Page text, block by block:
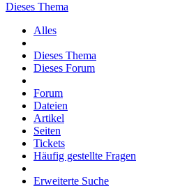
Dieses Thema
Alles
Dieses Thema
Dieses Forum
Forum
Dateien
Artikel
Seiten
Tickets
Häufig gestellte Fragen
Erweiterte Suche